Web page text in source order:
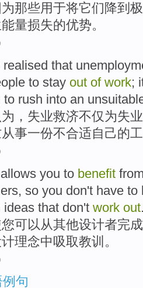
那些用于将它们降到
量损失的优势。
realised that
to stay out of work;
to rush into an
， 失业救济不仅为失
从事一份不合适自己的
allows you to benefit
, so you don't have to
ideas that don't work out
您可以 从其他设计者完成
理念中吸取教训 。
句